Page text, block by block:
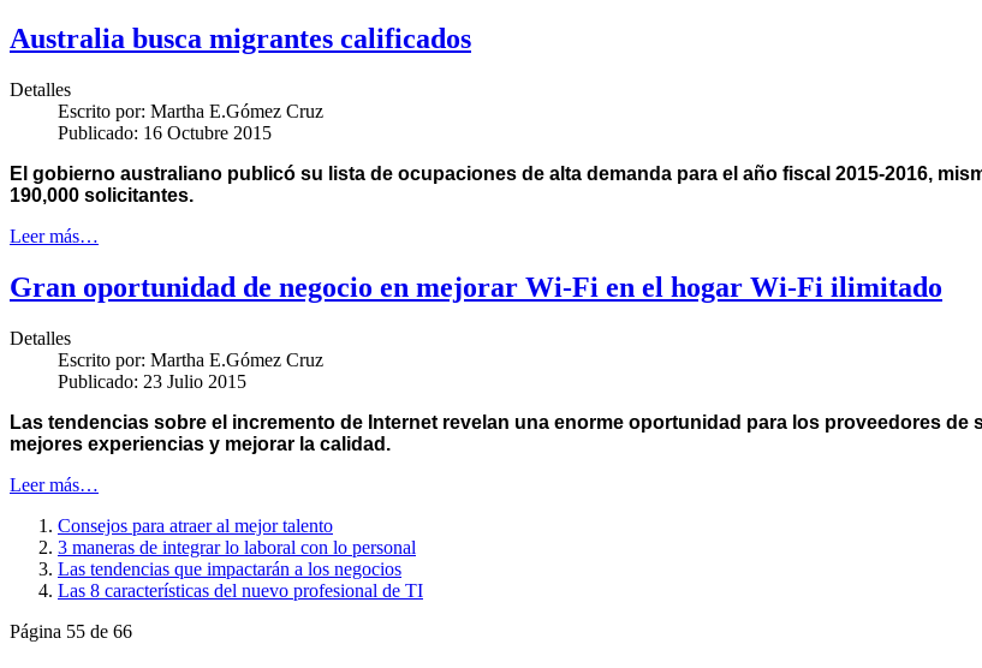
Australia busca migrantes calificados
Detalles
Escrito por: Martha E.Gómez Cruz
Publicado: 16 Octubre 2015
El gobierno australiano publicó su lista de ocupaciones de alta demanda para el año fiscal 2015-2016,
190,000 solicitantes.
Leer más…
Gran oportunidad de negocio en mejorar Wi-Fi en el hogar Wi-Fi ilimitado
Detalles
Escrito por: Martha E.Gómez Cruz
Publicado: 23 Julio 2015
Las tendencias sobre el incremento de Internet revelan una enorme oportunidad para los proveedores
mejores experiencias y mejorar la calidad.
Leer más…
Consejos para atraer al mejor talento
3 maneras de integrar lo laboral con lo personal
Las tendencias que impactarán a los negocios
Las 8 características del nuevo profesional de TI
Página 55 de 66